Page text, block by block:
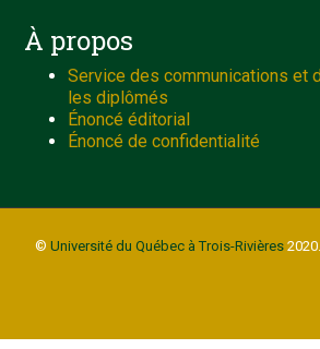
À propos
Service des communications et
les diplômés
Énoncé éditorial
Énoncé de confidentialité
© Université du Québec à Trois-Rivières